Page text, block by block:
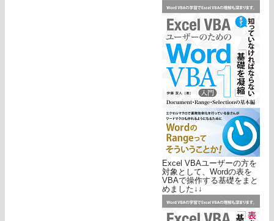
Excel VBAユーザーの方を
対象として、Wordの表を
VBAで操作する基礎をまと
めました↓↓